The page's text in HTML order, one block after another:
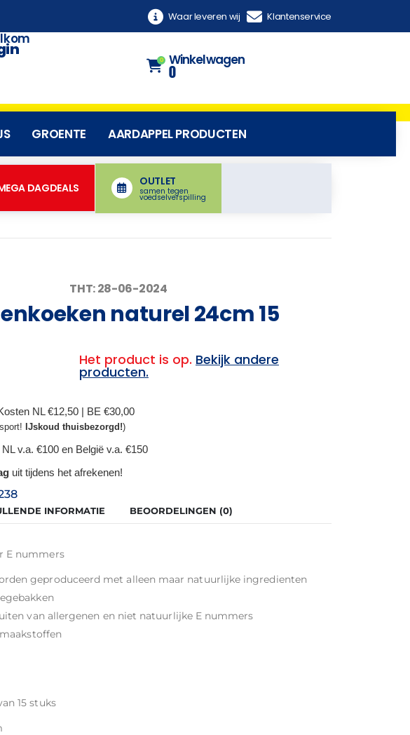
Waar leveren wij Klantenservice
0 Winkelwagen
0
GROENTE AARDAPPEL PRODUCTEN
DAGDEALS
OUTLET
samen tegen
voedselverspilling
THT: 28-06-2024
naturel 24cm 15
Het product is op. Bekijk andere
producten.
NL €12,50 | BE €30,00
IJskoud thuisbezorgd!)
NL v.a. €100 en België v.a. €150
uit tijdens het afrekenen!
INFORMATIE BEOORDELINGEN (0)
E nummers
geproduceerd met alleen maar natuurlijke ingredienten
van allergenen en niet natuurlijke E nummers
15 stuks